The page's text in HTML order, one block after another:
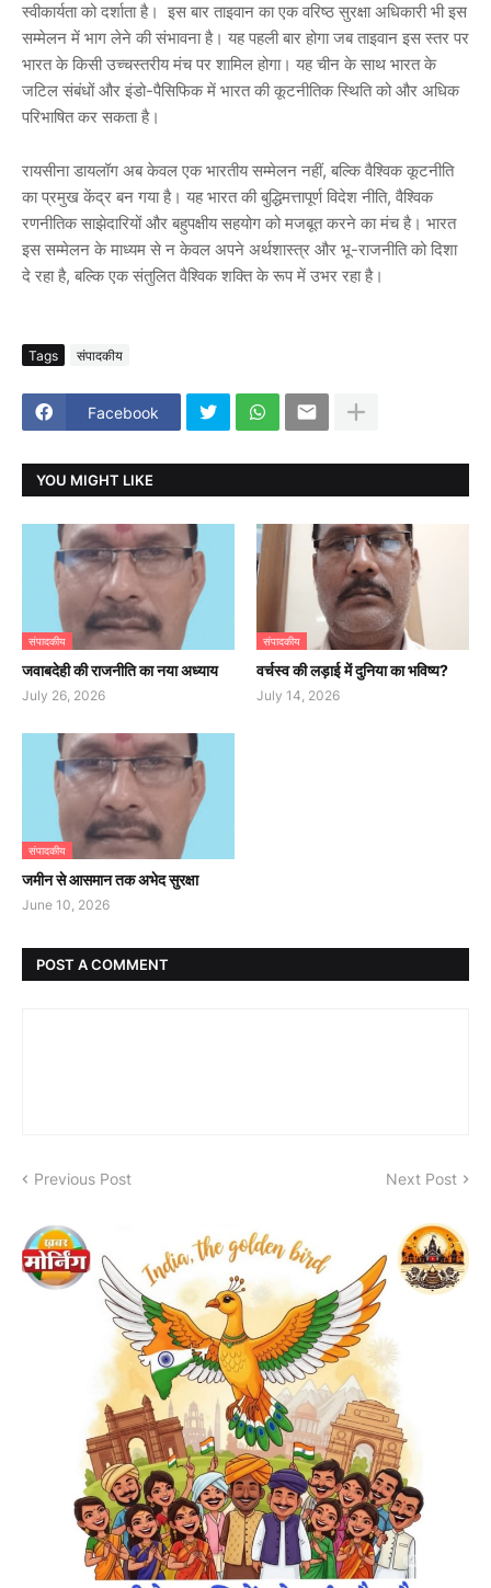
स्वीकार्यता को दर्शाता है। इस बार ताइवान का एक वरिष्ठ सुरक्षा अधिकारी भी इस
सम्मेलन में भाग लेने की संभावना है। यह पहली बार होगा जब ताइवान इस स्तर पर
भारत के किसी उच्चस्तरीय मंच पर शामिल होगा। यह चीन के साथ भारत के
जटिल संबंधों और इंडो-पैसिफिक में भारत की कूटनीतिक स्थिति को और अधिक
परिभाषित कर सकता है।
रायसीना डायलॉग अब केवल एक भारतीय सम्मेलन नहीं, बल्कि वैश्विक कूटनीति
का प्रमुख केंद्र बन गया है। यह भारत की बुद्धिमत्तापूर्ण विदेश नीति, वैश्विक
रणनीतिक साझेदारियों और बहुपक्षीय सहयोग को मजबूत करने का मंच है। भारत
इस सम्मेलन के माध्यम से न केवल अपने अर्थशास्त्र और भू-राजनीति को दिशा
दे रहा है, बल्कि एक संतुलित वैश्विक शक्ति के रूप में उभर रहा है।
Tags संपादकीय
Facebook
YOU MIGHT LIKE
संपादकीय
जवाबदेही की राजनीति का नया अध्याय
July 26, 2026
संपादकीय
वर्चस्व की लड़ाई में दुनिया का भविष्य?
July 14, 2026
संपादकीय
जमीन से आसमान तक अभेद सुरक्षा
June 10, 2026
POST A COMMENT
Previous Post Next Post